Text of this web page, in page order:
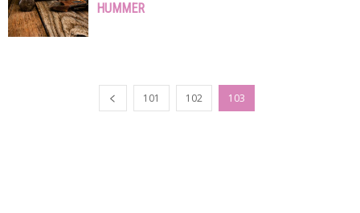
HUMMER
101 102 103